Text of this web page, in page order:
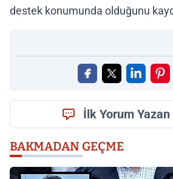
destek konumunda olduğunu
İlk Yorum Yazan
BAKMADAN GEÇME